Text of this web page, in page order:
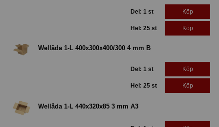
Del: 1 st Köp
Hel: 25 st Köp
Wellåda 1-L 400x300x400/300 4 mm B
Del: 1 st Köp
Hel: 25 st Köp
Wellåda 1-L 440x320x85 3 mm A3